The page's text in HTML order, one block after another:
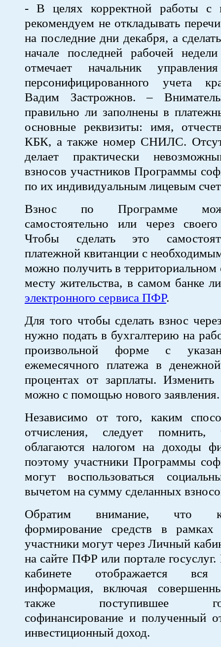
- В целях корректной работы с
рекомендуем не откладывать
на последние дни декабря, а
начале последней рабочей
отмечает начальник
персонифицированного учета
Вадим Застрожнов. –
правильно ли заполнены в
основные реквизиты: имя,
КБК, а также номер СНИЛС.
делает практически
взносов участников Программы
по их индивидуальным лицевым
Взнос по Программе
самостоятельно или через своего
Чтобы сделать это
платежной квитанции с
можно получить в
месту жительства, в самом банке
электронного сервиса ПФР.
Для того чтобы сделать взнос
нужно подать в бухгалтерию на
произвольной форме с
ежемесячного платежа в
процентах от зарплаты. Изменить
можно с помощью нового заявления.
Независимо от того, каким
отчисления, следует
облагаются налогом на доходы
поэтому участники Программы
могут воспользоваться
вычетом на сумму сделанных
Обратим внимание, что
формирование средств в рамках
участники могут через Личный
на сайте ПФР или портале
кабинете отображается вся
информация, включая
также поступившее
софинансирование и полученный
инвестиционный доход.